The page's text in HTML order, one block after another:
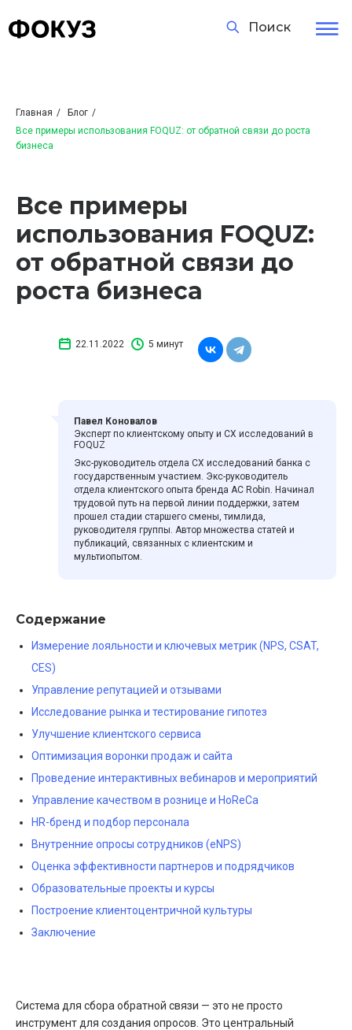
Поиск
Главная / Блог /
Все примеры использования FOQUZ: от обратной связи до роста
бизнеса
Все примеры
использования FOQUZ:
от обратной связи до
роста бизнеса
5 минут
22.11.2022
Павел Коновалов
Эксперт по клиентскому опыту и CХ исследований в
FOQUZ
Экс-руководитель отдела CХ исследований банка с
государственным участием. Экс-руководитель
отдела клиентского опыта бренда AC Robin. Начинал
трудовой путь на первой линии поддержки, затем
прошел стадии старшего смены, тимлида,
руководителя группы. Автор множества статей и
публикаций, связанных с клиентским и
мультиопытом.
Содержание
Измерение лояльности и ключевых метрик (NPS, CSAT,
CES)
Управление репутацией и отзывами
Исследование рынка и тестирование гипотез
Улучшение клиентского сервиса
Оптимизация воронки продаж и сайта
Проведение интерактивных вебинаров и мероприятий
Управление качеством в рознице и HoReCa
HR-бренд и подбор персонала
Внутренние опросы сотрудников (eNPS)
Оценка эффективности партнеров и подрядчиков
Образовательные проекты и курсы
Построение клиентоцентричной культуры
Заключение
Система для сбора обратной связи — это не просто
инструмент для создания опросов. Это центральный